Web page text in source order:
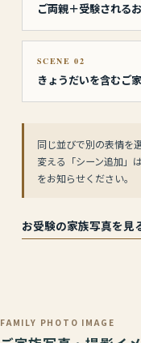
ご両親＋受験される
SCENE 02
きょうだいを含むご
同じ並びで別の表情を
変える「シーン追加」
をお知らせください。
お受験の家族写真を見
FAMILY PHOTO IMAGE